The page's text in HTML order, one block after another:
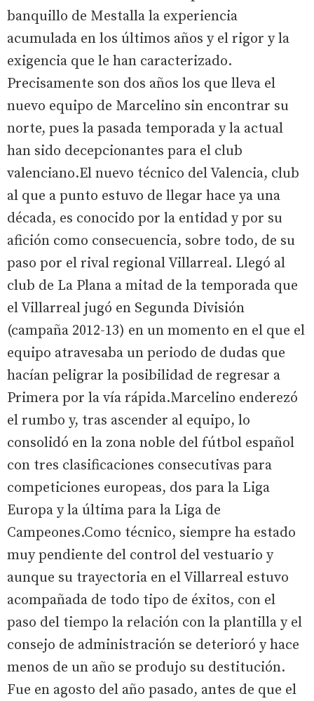
banquillo de Mestalla la experiencia
acumulada en los últimos años y el rigor y la
exigencia que le han caracterizado.
Precisamente son dos años los que lleva el
nuevo equipo de Marcelino sin encontrar su
norte, pues la pasada temporada y la actual
han sido decepcionantes para el club
valenciano.El nuevo técnico del Valencia, club
al que a punto estuvo de llegar hace ya una
década, es conocido por la entidad y por su
afición como consecuencia, sobre todo, de su
paso por el rival regional Villarreal. Llegó al
club de La Plana a mitad de la temporada que
el Villarreal jugó en Segunda División
(campaña 2012-13) en un momento en el que el
equipo atravesaba un periodo de dudas que
hacían peligrar la posibilidad de regresar a
Primera por la vía rápida.Marcelino enderezó
el rumbo y, tras ascender al equipo, lo
consolidó en la zona noble del fútbol español
con tres clasificaciones consecutivas para
competiciones europeas, dos para la Liga
Europa y la última para la Liga de
Campeones.Como técnico, siempre ha estado
muy pendiente del control del vestuario y
aunque su trayectoria en el Villarreal estuvo
acompañada de todo tipo de éxitos, con el
paso del tiempo la relación con la plantilla y el
consejo de administración se deterioró y hace
menos de un año se produjo su destitución.
Fue en agosto del año pasado, antes de que el